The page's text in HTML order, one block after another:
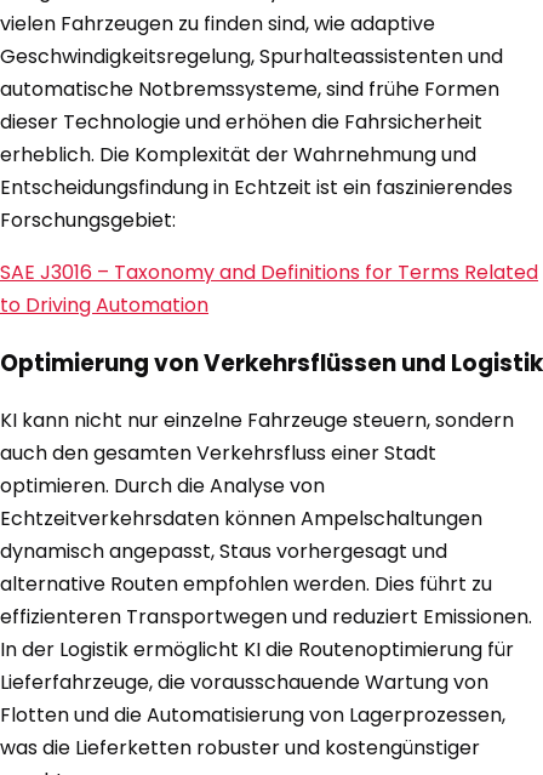
vielen Fahrzeugen zu finden sind, wie adaptive
Geschwindigkeitsregelung, Spurhalteassistenten und
automatische Notbremssysteme, sind frühe Formen
dieser Technologie und erhöhen die Fahrsicherheit
erheblich. Die Komplexität der Wahrnehmung und
Entscheidungsfindung in Echtzeit ist ein faszinierendes
Forschungsgebiet:
SAE J3016 – Taxonomy and Definitions for Terms Related
to Driving Automation
Optimierung von Verkehrsflüssen und Logistik
KI kann nicht nur einzelne Fahrzeuge steuern, sondern
auch den gesamten Verkehrsfluss einer Stadt
optimieren. Durch die Analyse von
Echtzeitverkehrsdaten können Ampelschaltungen
dynamisch angepasst, Staus vorhergesagt und
alternative Routen empfohlen werden. Dies führt zu
effizienteren Transportwegen und reduziert Emissionen.
In der Logistik ermöglicht KI die Routenoptimierung für
Lieferfahrzeuge, die vorausschauende Wartung von
Flotten und die Automatisierung von Lagerprozessen,
was die Lieferketten robuster und kostengünstiger